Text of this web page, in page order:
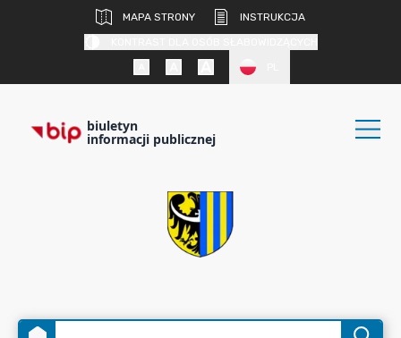
MAPA STRONY
INSTRUKCJA
biuletyn
informacji publicznej